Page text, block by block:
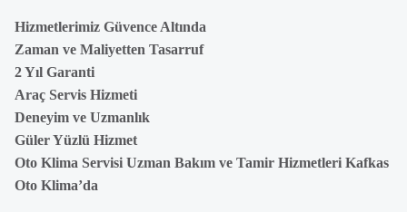
Hizmetlerimiz Güvence Altında
Zaman ve Maliyetten Tasarruf
2 Yıl Garanti
Araç Servis Hizmeti
Deneyim ve Uzmanlık
Güler Yüzlü Hizmet
Oto Klima Servisi Uzman Bakım ve Tamir Hizmetleri Kafkas
Oto Klima’da